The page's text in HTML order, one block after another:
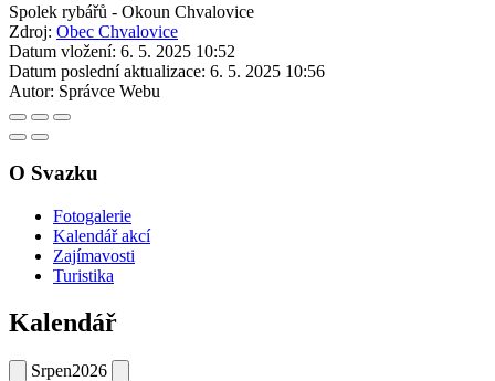
Spolek rybářů - Okoun Chvalovice
Zdroj: Obec Chvalovice
Datum vložení: 6. 5. 2025 10:52
Datum poslední aktualizace: 6. 5. 2025 10:56
Autor: Správce Webu
O Svazku
Fotogalerie
Kalendář akcí
Zajímavosti
Turistika
Kalendář
Srpen2026